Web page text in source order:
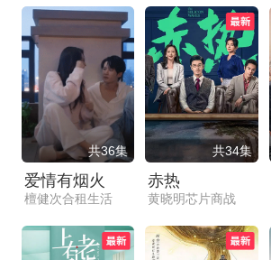
共36集
爱情有烟火
檀健次合租生活
共34集
赤热
黄晓明芯片商战